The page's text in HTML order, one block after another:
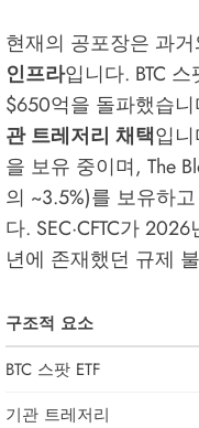
현재의 공포장은 과
인프라입니다. BTC
$650억을 돌파했습
관 트레저리 채택입
을 보유 중이며, The
의 ~3.5%)를 보유하
다. SEC·CFTC가
년에 존재했던 규제
구조적 요소
BTC 스팟 ETF
기관 트레저리